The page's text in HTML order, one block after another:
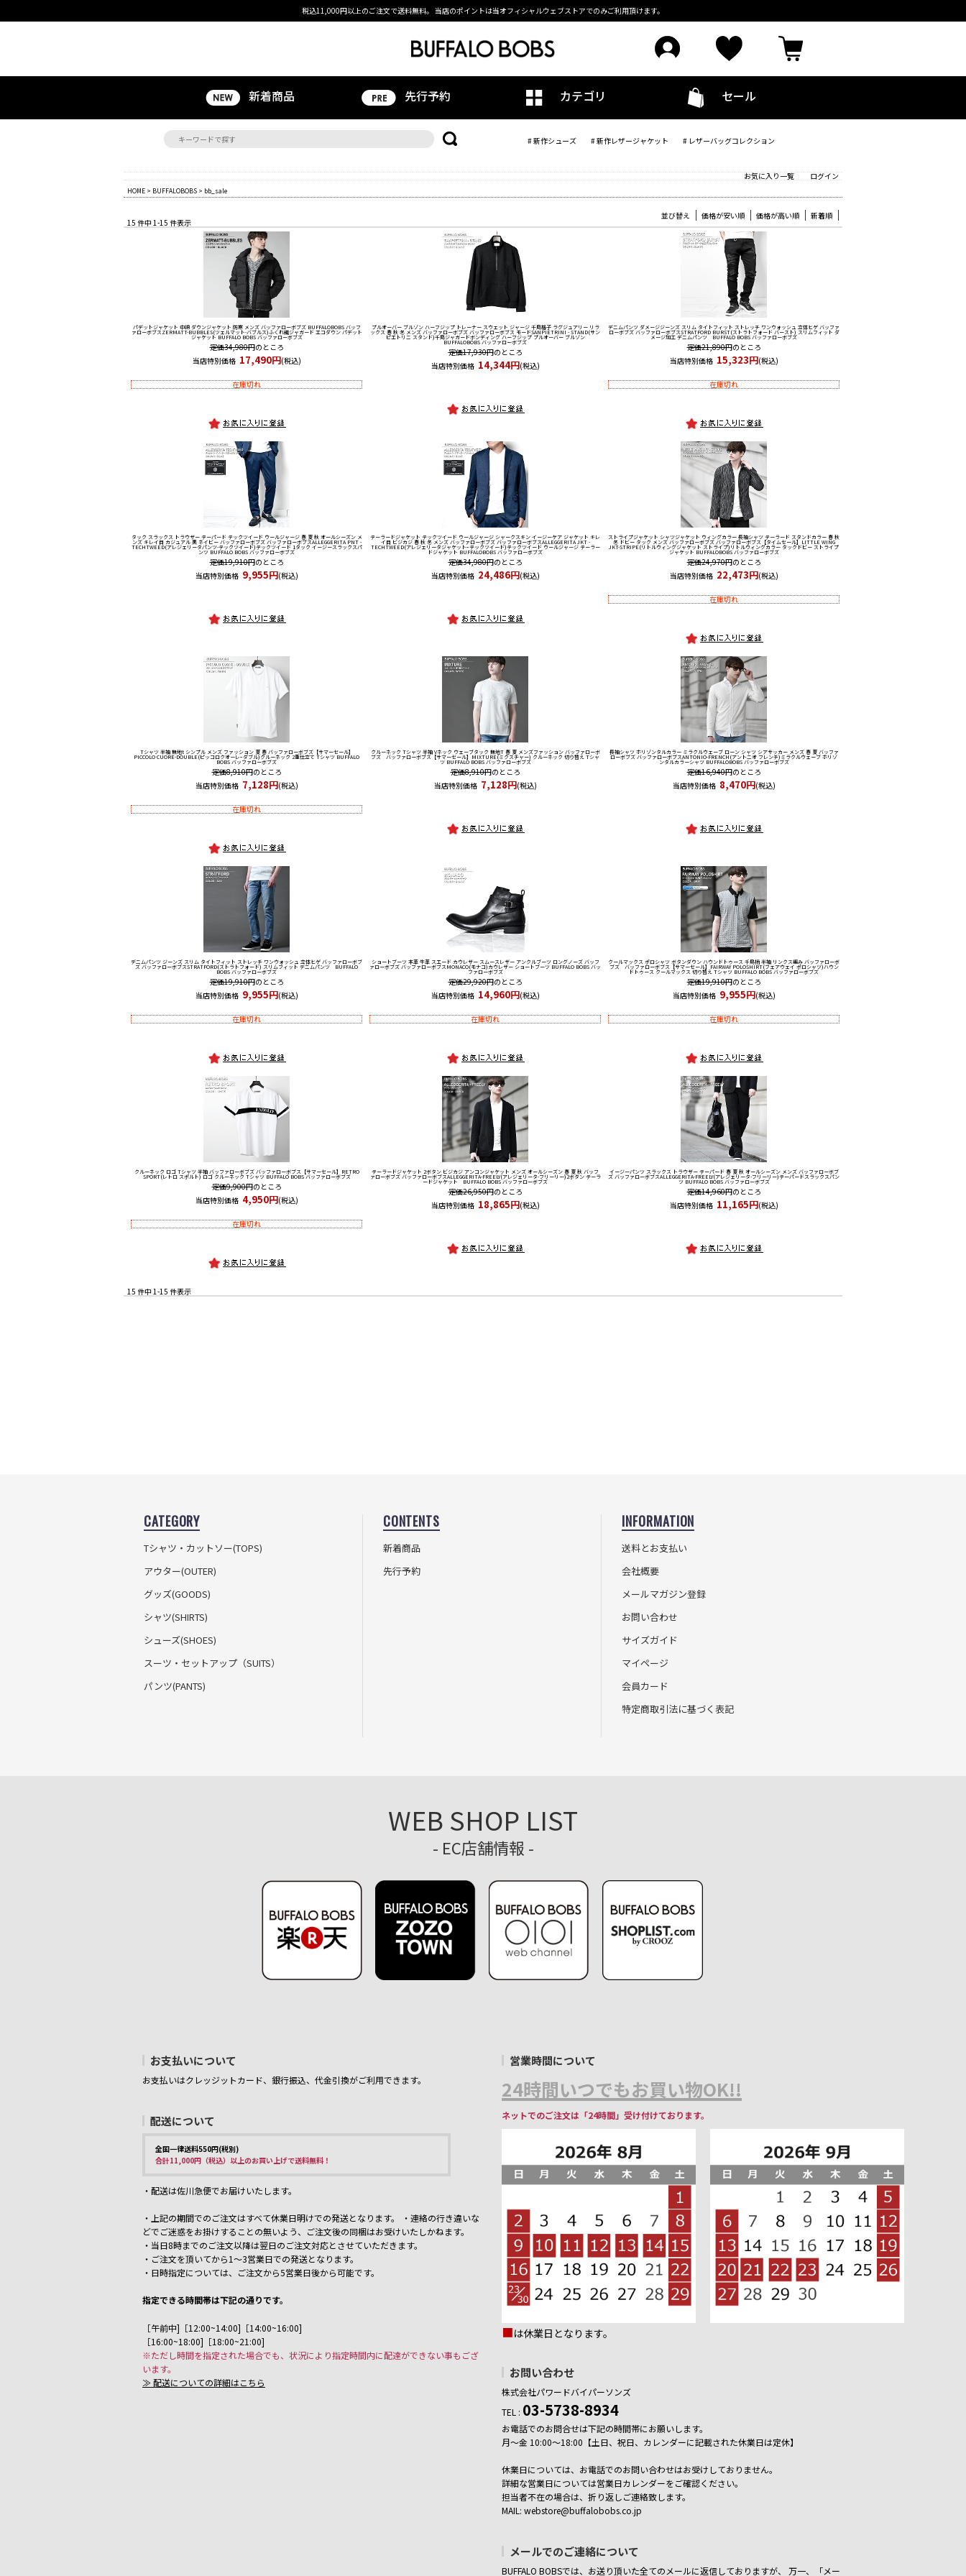
税込11,000円以上のご注文で送料無料。 当店のポイントは当オフィシャルウェブストアでのみご利用頂けます。
新着商品 先行予約 カテゴリ セール
# 新作シューズ # 新作レザージャケット # レザーバッグコレクション
お気に入り一覧 ログイン
HOME > BUFFALOBOBS > bb_sale
並び替え 価格が安い順 価格が高い順 新着順
15 件中 1-15 件表示
パデットジャケット 中綿 ダウンジャケット 防寒 メンズ バッファローボブズ BUFFALOBOBS バッフ
ァローボブス ZERMATT-BUBBLES(ツェルマット-バブルス)ふくれ織ジャガード エコダウン パデット
ジャケット BUFFALO BOBS バッファローボブズ
定価34,980円のところ
当店特別価格 17,490円(税込)
在庫切れ
プルオーバー ブルゾン ハーフジップ トレーナー スウェット ジャージ 千鳥格子 ラグジュアリー リラ
ックス 春 秋 冬 メンズ バッファローボブズ バッファローボブス モードSANPIETRINI - STAND(サン
ピエトリニ スタンド)千鳥ジャガードボンディング ハーフジップ プルオーバー ブルゾン
BUFFALOBOBS バッファローボブズ
定価17,930円のところ
当店特別価格 14,344円(税込)
デニムパンツ ダメージジーンズ スリム タイトフィット ストレッチ ワンウォッシュ 立体ヒゲ バッファ
ローボブズ バッファローボブスSTRATFORD BURST(ストラトフォード バースト) スリムフィット ダ
メージ加工 デニムパンツ BUFFALO BOBS バッファローボブズ
定価21,890円のところ
当店特別価格 15,323円(税込)
在庫切れ
タック スラックス トラウザー テーパード テックツイード ウールジャージ 春 夏 秋 オールシーズン メ
ンズ キレイ目 カジュアル 黒 ネイビー バッファローボブズ バッファローボブスALLEGGERITA PNT -
TECHTWEED(アレジェリータパンツ-テックツイード)テックツイード 1タック イージースラックスパ
ンツ BUFFALO BOBS バッファローボブズ
定価19,910円のところ
当店特別価格 9,955円(税込)
テーラードジャケット テックツイード ウールジャージ シャークスキン イージーケア ジャケット キレ
イ目 ビジカジ 春 秋 冬 メンズ バッファローボブズ バッファローボブスALLEGGERITA JKT -
TECHTWEED(アレジェリータジャケットｰテックツイード)テックツイード ウールジャージ テーラー
ドジャケット BUFFALOBOBS バッファローボブズ
定価34,980円のところ
当店特別価格 24,486円(税込)
ストライプジャケット シャツジャケット ウィングカラー 長袖シャツ テーラード スタンドカラー 春 秋
冬 ドビー タック メンズ バッファローボブズ バッファローボブス 【タイムセール】LITTLE WING
JKT-STRIPE(リトルウィングジャケット ストライプ)リトルウィングカラー タックドビー ストライプ
ジャケット BUFFALOBOBS バッファローボブズ
定価24,970円のところ
当店特別価格 22,473円(税込)
在庫切れ
Tシャツ 半袖 無地t シンプル メンズ ファッション 夏 春 バッファローボブズ【サマーセール】
PICCOLO CUORE-DOUBLE(ピッコロクオーレｰダブル)クルーネック 2重仕立て Tシャツ BUFFALO
BOBS バッファローボブズ
定価8,910円のところ
当店特別価格 7,128円(税込)
在庫切れ
クルーネック Tシャツ 半袖 Vネック ウェーブタック 無地T 春 夏 メンズファッション バッファローボ
ブズ バッファローボブス【サマーセール】MIXTURE(ミクスチャー) クルーネック 切り替え Tシャ
ツ BUFFALO BOBS バッファローボブズ
定価8,910円のところ
当店特別価格 7,128円(税込)
長袖シャツ ホリゾンタルカラー ミラクルウェーブ ローン シャツ シアサッカー メンズ 春 夏 バッファ
ローボブズ バッファローボブスANTONIO-FRENCH(アントニオ フレンチ)ミラクルウェーブ ホリゾ
ンタルカラーシャツ BUFFALOBOBS バッファローボブズ
定価16,940円のところ
当店特別価格 8,470円(税込)
デニムパンツ ジーンズ スリム タイトフィット ストレッチ ワンウォッシュ 立体ヒゲ バッファローボブ
ズ バッファローボブスSTRATFORD(ストラトフォード) スリムフィット デニムパンツ BUFFALO
BOBS バッファローボブズ
定価19,910円のところ
当店特別価格 9,955円(税込)
在庫切れ
ショートブーツ 本革 牛革 スエード カウレザー スムースレザー アンクルブーツ ロングノーズ バッフ
ァローボブズ バッファローボブス MONACO(モナコ)カウレザー ショートブーツ BUFFALO BOBS バッ
ファローボブズ
定価29,920円のところ
当店特別価格 14,960円(税込)
在庫切れ
クールマックス ポロシャツ ボタンダウン ハウンドトゥース 千鳥柄 半袖 リンクス編み バッファローボ
ブズ バッファローボブス 【サマーセール】FAIRWAY POLOSHIRT(フェアウェイ ポロシャツ)ハウン
ドトゥース クールマックス 切り替え Tシャツ BUFFALO BOBS バッファローボブズ
定価19,910円のところ
当店特別価格 9,955円(税込)
在庫切れ
クルーネック ロゴ Tシャツ 半袖 バッファローボブズ バッファローボブス 【サマーセール】RETRO
SPORT(レトロ スポルト) ロゴ クルーネック Tシャツ BUFFALO BOBS バッファローボブズ
定価9,900円のところ
当店特別価格 4,950円(税込)
在庫切れ
テーラードジャケット 2ボタン ビジカジ アンコンジャケット メンズ オールシーズン 春 夏 秋 バッフ
ァローボブズ バッファローボブスALLEGGERITA-FREELY(アレジェリータ-フリーリー)2ボタン テーラ
ードジャケット BUFFALO BOBS バッファローボブズ
定価26,950円のところ
当店特別価格 18,865円(税込)
イージーパンツ スラックス トラウザー テーパード 春 夏 秋 オールシーズン メンズ バッファローボブ
ズ バッファローボブスALLEGGERITA-FREELY(アレジェリータ-フリーリー)テーパードスラックスパン
ツ BUFFALO BOBS バッファローボブズ
定価14,960円のところ
当店特別価格 11,165円(税込)
15 件中 1-15 件表示
CATEGORY
Tシャツ・カットソー(TOPS)
アウター(OUTER)
グッズ(GOODS)
シャツ(SHIRTS)
シューズ(SHOES)
スーツ・セットアップ （SUITS）
パンツ(PANTS)
CONTENTS
新着商品
先行予約
INFORMATION
送料とお支払い
会社概要
メールマガジン登録
お問い合わせ
サイズガイド
マイページ
会員カード
特定商取引法に基づく表記
WEB SHOP LIST
- EC店舗情報 -
お支払いについて
お支払いはクレッジットカード、銀行振込、代金引換がご利用できます。
配送について
全国一律送料550円(税別)
合計11,000円（税込）以上のお買い上げで送料無料！
・配送は佐川急便でお届けいたします。
・上記の期間でのご注文はすべて休業日明けでの発送となります。 ・連絡の行き違いな
どでご迷惑をお掛けすることの無いよう、ご注文後の同梱はお受けいたしかねます。
・当日8時までのご注文以降は翌日のご注文対応とさせていただきます。
・ご注文を頂いてから1～3営業日での発送となります。
・日時指定については、ご注文から5営業日後から可能です。
指定できる時間帯は下記の通りです。
［午前中]［12:00~14:00]［14:00~16:00]
［16:00~18:00]［18:00~21:00]
※ただし時間を指定された場合でも、状況により指定時間内に配達ができない事もござ
います。
≫ 配送についての詳細はこちら
営業時間について
24時間いつでもお買い物OK!!
ネットでのご注文は「24時間」受け付けております。
■は休業日となります。
お問い合わせ
株式会社パワードバイパーソンズ
TEL : 03-5738-8934
お電話でのお問合せは下記の時間帯にお願いします。
月～金 10:00～18:00【土日、祝日、カレンダーに記載された休業日は定休】
休業日については、お電話でのお問い合わせはお受けしておりません。
詳細な営業日については営業日カレンダーをご確認ください。
担当者不在の場合は、折り返しご連絡致します。
MAIL: webstore@buffalobobs.co.jp
メールでのご連絡について
BUFFALO BOBSでは、お送り頂いた全てのメールに返信しておりますが、 万一、「メー